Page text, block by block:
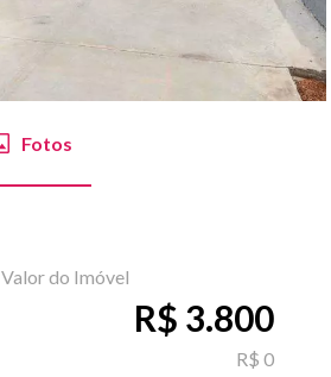
Fotos
Valor do Imóvel
R$ 3.800
R$ 0